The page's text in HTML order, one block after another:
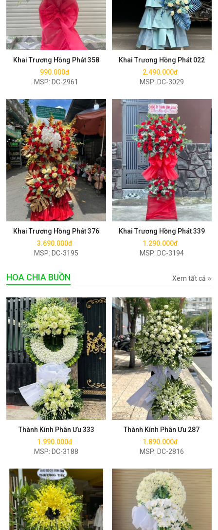
Khai Trương Hồng Phát 358
990.000đ
MSP: DC-2961
Mua ngay
Khai Trương Hồng Phát 022
2.490.000đ
MSP: DC-3029
Mua ngay
Khai Trương Hồng Phát 376
3.690.000đ
MSP: DC-3195
Mua ngay
Khai Trương Hồng Phát 339
1.290.000đ
MSP: DC-3194
Mua ngay
HOA CHIA BUỒN Xem tất cả
Thành Kính Phân Ưu 333
1.990.000đ
MSP: DC-3188
Mua ngay
Thành Kính Phân Ưu 287
1.890.000đ
MSP: DC-2816
Mua ngay